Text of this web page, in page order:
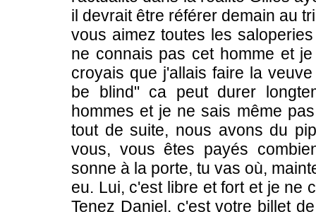
il devrait être référer demain au
vous aimez toutes les
ne connais pas cet homme et
croyais que j'allais faire la
be blind" ca peut durer
hommes et je ne sais même
tout de suite, nous avons du
vous, vous êtes payés
sonne à la porte, tu vas où,
eu. Lui, c'est libre et fort et je ne
Tenez Daniel, c'est votre billet